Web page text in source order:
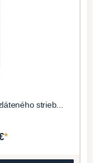
strieb...
*